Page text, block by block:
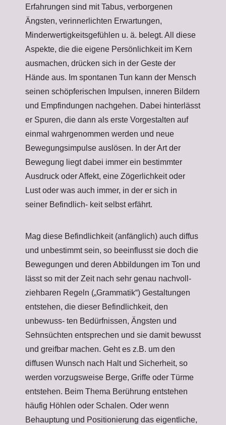
Erfahrungen sind mit Tabus, verborgenen
Ängsten, verinnerlichten Erwartungen,
Minderwertigkeitsgefühlen u. ä. belegt. All diese
Aspekte, die die eigene Persönlichkeit im Kern
ausmachen, drücken sich in der Geste der
Hände aus. Im spontanen Tun kann der Mensch
seinen schöpferischen Impulsen, inneren Bildern
und Empfindungen nachgehen. Dabei hinterlässt
er Spuren, die dann als erste Vorgestalten auf
einmal wahrgenommen werden und neue
Bewegungsimpulse auslösen. In der Art der
Bewegung liegt dabei immer ein bestimmter
Ausdruck oder Affekt, eine Zögerlichkeit oder
Lust oder was auch immer, in der er sich in
seiner Befindlich- keit selbst erfährt.
Mag diese Befindlichkeit (anfänglich) auch diffus
und unbestimmt sein, so beeinflusst sie doch die
Bewegungen und deren Abbildungen im Ton und
lässt so mit der Zeit nach sehr genau nachvoll-
ziehbaren Regeln („Grammatik“) Gestaltungen
entstehen, die dieser Befindlichkeit, den
unbewuss- ten Bedürfnissen, Ängsten und
Sehnsüchten entsprechen und sie damit bewusst
und greifbar machen. Geht es z.B. um den
diffusen Wunsch nach Halt und Sicherheit, so
werden vorzugsweise Berge, Griffe oder Türme
entstehen. Beim Thema Berührung entstehen
häufig Höhlen oder Schalen. Oder wenn
Behauptung und Positionierung das eigentliche,